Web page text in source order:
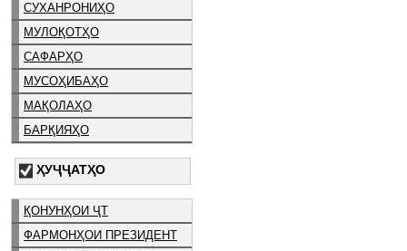
СУХАНРОНИҲО
МУЛОҚОТҲО
САФАРҲО
МУСОҲИБАҲО
МАҚОЛАҲО
БАРҚИЯҲО
ҲУҶҶАТҲО
ҚОНУНҲОИ ҶТ
ФАРМОНҲОИ ПРЕЗИДЕНТ